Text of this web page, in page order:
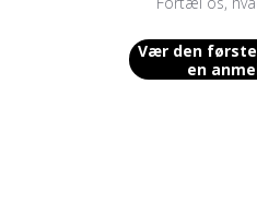
Vær den
en